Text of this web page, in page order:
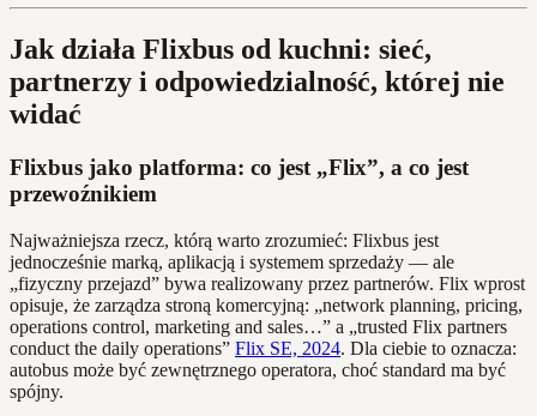
Jak działa Flixbus od kuchni: sieć,
partnerzy i odpowiedzialność, której nie
widać
Flixbus jako platforma: co jest „Flix”, a co jest
przewoźnikiem
Najważniejsza rzecz, którą warto zrozumieć: Flixbus jest
jednocześnie marką, aplikacją i systemem sprzedaży — ale
„fizyczny przejazd” bywa realizowany przez partnerów. Flix wprost
opisuje, że zarządza stroną komercyjną: „network planning, pricing,
operations control, marketing and sales…” a „trusted Flix partners
conduct the daily operations” Flix SE, 2024. Dla ciebie to oznacza:
autobus może być zewnętrznego operatora, choć standard ma być
spójny.